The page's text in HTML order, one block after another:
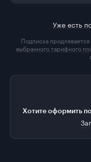
Уже есть
Подписка
выбранного тарифного
Хотите оформить